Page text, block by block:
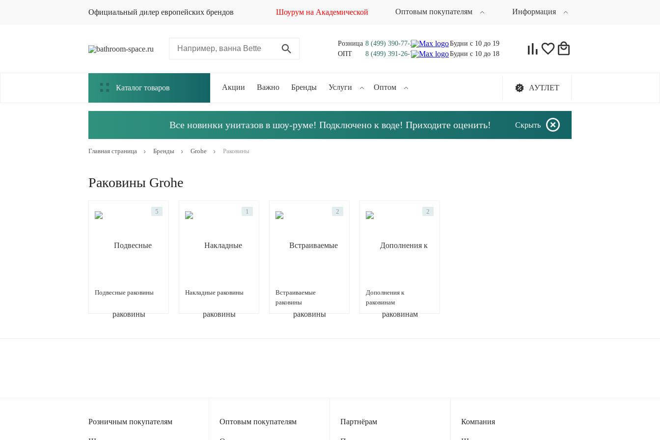
Официальный дилер европейских брендов Шоурум на Академической Оптовым покупателям Информация
Розница 8 (499) 390-77-21
Будни с 10 до 19
ОПТ
8 (499) 391-26-70 Будни с 10 до 18
Каталог товаров Акции Важно Бренды Услуги Оптом АУТЛЕТ
Все новинки унитазов в шоу-руме! Подключено к воде! Приходите оценить! Скрыть
Главная страница Бренды Grohe Раковины
Раковины Grohe
Подвесные раковины
5
Накладные раковины
1
Встраиваемые
раковины
2
Дополнения к
раковинам
2
Розничным покупателям Оптовым покупателям Партнёрам Компания